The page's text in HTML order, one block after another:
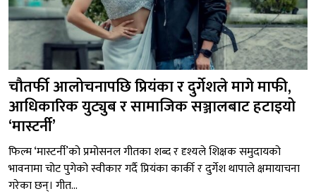
चौतर्फी आलोचनापछि प्रियंका र दुर्गेशले मागे माफी,
आधिकारिक युट्युब र सामाजिक सञ्जालबाट हटाइयो
‘मास्टर्नी’
फिल्म ‘मास्टर्नी’को प्रमोसनल गीतका शब्द र दृश्यले शिक्षक समुदायको
भावनामा चोट पुगेको स्वीकार गर्दै प्रियंका कार्की र दुर्गेश थापाले क्षमायाचना
गरेका छन्। गीत...